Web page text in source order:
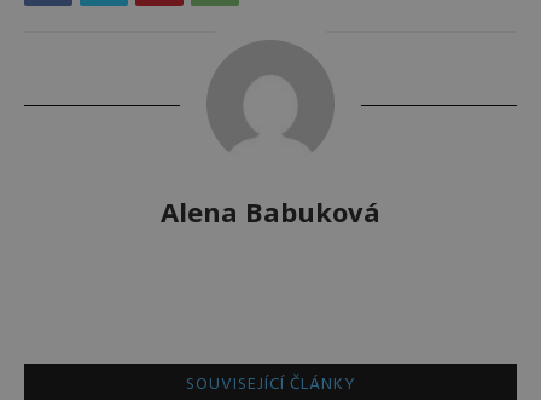
Alena Babuková
SOUVISEJÍCÍ ČLÁNKY